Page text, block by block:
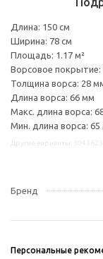
Длина: 150 см
Ширина: 78 см
Площадь: 1.17 м²
Ворсовое покрытие:
Толщина ворса: 28
Длина ворса: 66 мм
Макс. длина ворса:
Мин. длина ворса: 65
Бренд
Персональные